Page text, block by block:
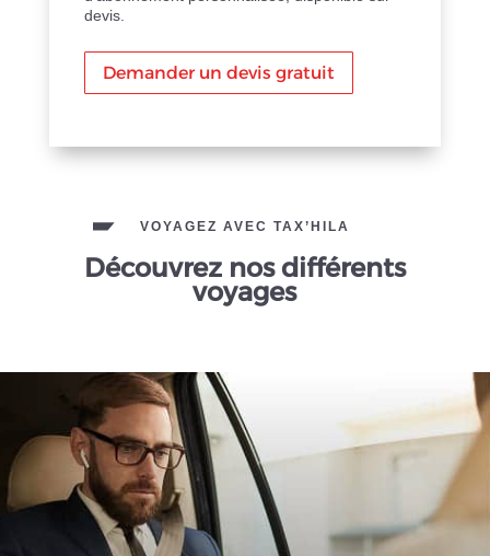
devis.
Demander un devis gratuit
VOYAGEZ AVEC TAX’HILA
Découvrez nos différents
voyages
Transports professionnels